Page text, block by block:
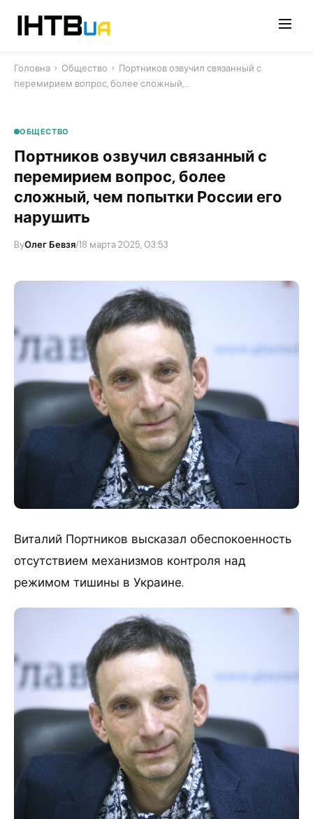
Головна › Общество › Портников озвучил связанный с
перемирием вопрос, более сложный,…
ОБЩЕСТВО
Портников озвучил связанный с
перемирием вопрос, более
сложный, чем попытки России его
нарушить
ByОлег Бевзя/18 марта 2025, 03:53
Виталий Портников высказал обеспокоенность
отсутствием механизмов контроля над
режимом тишины в Украине.